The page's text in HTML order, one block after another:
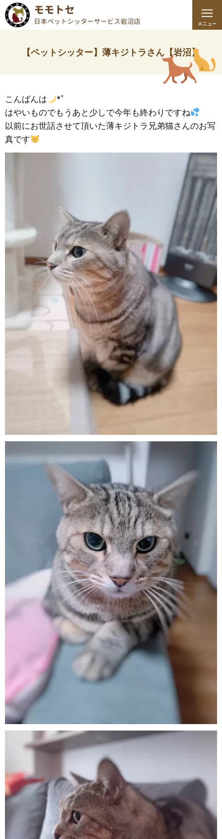
【ペットシッター】薄キジトラさん【岩沼】
こんばんは
*ﾟ
はやいものでもうあと少しで今年も終わりですね
以前にお世話させて頂いた薄キジトラ兄弟猫さんのお写
真です